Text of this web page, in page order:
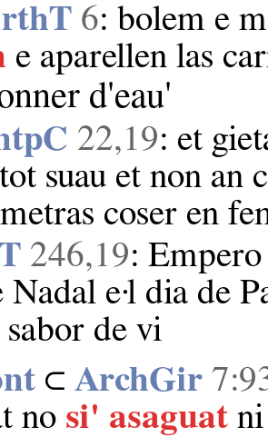
6: bolem e
e aparellen las
d'eau'
22,19: et
suau et non an
coser en
246,19: Empero
e·l dia de
de vi
⊂ArchGir
no si' asaguat